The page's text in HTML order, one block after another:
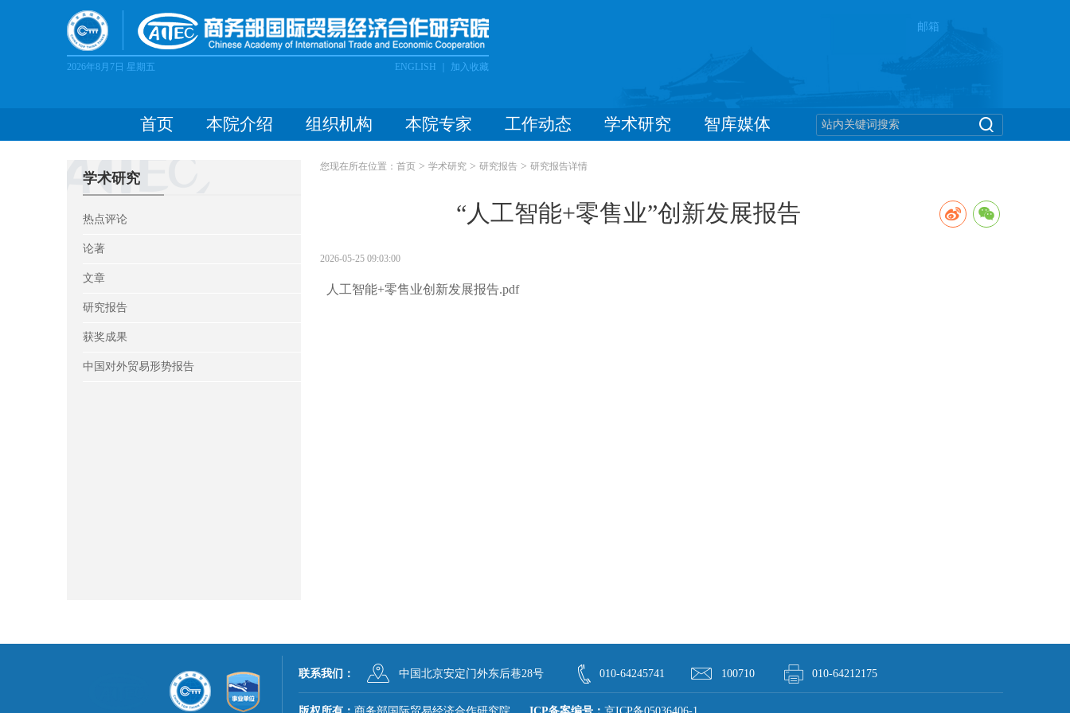
邮箱
2026年8月7日 星期五 ENGLISH 加入收藏
首页 本院介绍 组织机构 本院专家 工作动态 学术研究 智库媒体
学术研究
热点评论
论著
文章
研究报告
获奖成果
中国对外贸易形势报告
您现在所在位置： 首页 > 学术研究 > 研究报告 > 研究报告详情
“人工智能+零售业”创新发展报告
2026-05-25 09:03:00
人工智能+零售业创新发展报告.pdf
联系我们： 中国北京安定门外东后巷28号 010-64245741 100710 010-64212175